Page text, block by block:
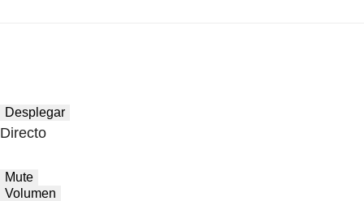
Desplegar
Directo
Mute
Volumen